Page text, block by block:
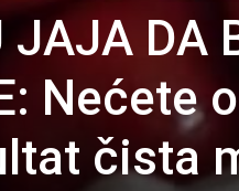
JAJA DA
Nećete
čista